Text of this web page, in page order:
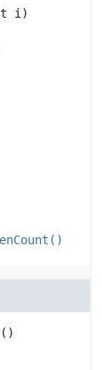
i)
()